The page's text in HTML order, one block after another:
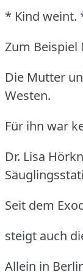
* Kind weint.
Zum Beispiel
Die Mutter
Westen.
Für ihn war
Dr. Lisa
Seit dem
steigt auch
Allein in